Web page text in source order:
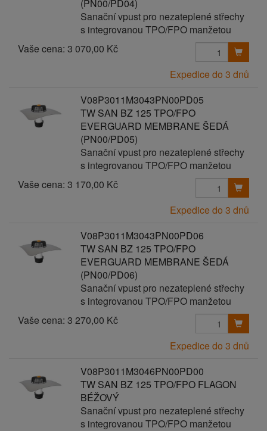
(PN00/PD04)
Sanační vpust pro nezateplené střechy
s integrovanou TPO/FPO manžetou
Vaše cena: 3 070,00 Kč
Expedice do 3 dnů
V08P3011M3043PN00PD05
TW SAN BZ 125 TPO/FPO
EVERGUARD MEMBRANE ŠEDÁ
(PN00/PD05)
Sanační vpust pro nezateplené střechy
s integrovanou TPO/FPO manžetou
Vaše cena: 3 170,00 Kč
Expedice do 3 dnů
V08P3011M3043PN00PD06
TW SAN BZ 125 TPO/FPO
EVERGUARD MEMBRANE ŠEDÁ
(PN00/PD06)
Sanační vpust pro nezateplené střechy
s integrovanou TPO/FPO manžetou
Vaše cena: 3 270,00 Kč
Expedice do 3 dnů
V08P3011M3046PN00PD00
TW SAN BZ 125 TPO/FPO FLAGON
BÉŽOVÝ
Sanační vpust pro nezateplené střechy
s integrovanou TPO/FPO manžetou